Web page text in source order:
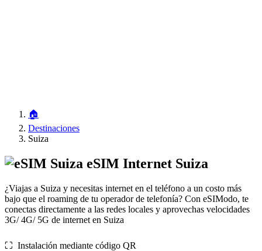
🏠
Destinaciones
Suiza
eSIM Internet Suiza
¿Viajas a Suiza y necesitas internet en el teléfono a un costo más
bajo que el roaming de tu operador de telefonía? Con eSIModo, te
conectas directamente a las redes locales y aprovechas velocidades
3G/ 4G/ 5G de internet en Suiza
⛶️️ Instalación mediante código QR